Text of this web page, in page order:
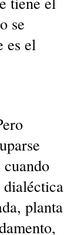
se
es el
cuando
dialéctica
planta